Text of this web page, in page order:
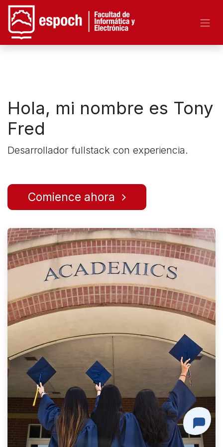
Hola, mi nombre es Tony
Fred
Desarrollador fullstack con experiencia.
Comience ahora